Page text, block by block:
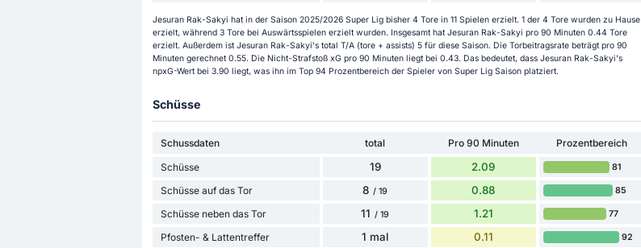
Jesuran Rak-Sakyi hat in der Saison 2025/2026 Super Lig bisher 4 Tore in 11 Spielen erzielt. 1 der 4 Tore wurden zu Hause
erzielt, während 3 Tore bei Auswärtsspielen erzielt wurden. Insgesamt hat Jesuran Rak-Sakyi pro 90 Minuten 0.44 Tore
erzielt. Außerdem ist Jesuran Rak-Sakyi's total T/A (tore + assists) 5 für diese Saison. Die Torbeitragsrate beträgt pro 90
Minuten gerechnet 0.55. Die Nicht-Strafstoß xG pro 90 Minuten liegt bei 0.43. Das bedeutet, dass Jesuran Rak-Sakyi's
npxG-Wert bei 3.90 liegt, was ihn im Top 94 Prozentbereich der Spieler von Super Lig Saison platziert.
Schüsse
Schussdaten total Pro 90 Minuten
Prozentbereich
Schüsse
19 2.09 81
Schüsse auf das Tor 8 / 19 0.88 85
Schüsse neben das Tor 11 / 19 1.21 77
Pfosten- & Lattentreffer 1 mal 0.11 92